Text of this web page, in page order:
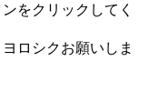
をクリックしてく
ロシクお願いしま